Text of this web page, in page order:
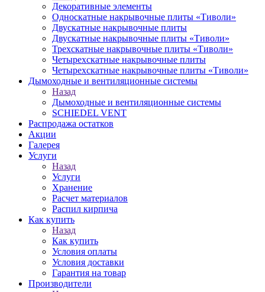
Декоративные элементы
Односкатные накрывочные плиты «Тиволи»
Двускатные накрывочные плиты
Двускатные накрывочные плиты «Тиволи»
Трехскатные накрывочные плиты «Тиволи»
Четырехскатные накрывочные плиты
Четырехскатные накрывочные плиты «Тиволи»
Дымоходные и вентиляционные системы
Назад
Дымоходные и вентиляционные системы
SCHIEDEL VENT
Распродажа остатков
Акции
Галерея
Услуги
Назад
Услуги
Хранение
Расчет материалов
Распил кирпича
Как купить
Назад
Как купить
Условия оплаты
Условия доставки
Гарантия на товар
Производители